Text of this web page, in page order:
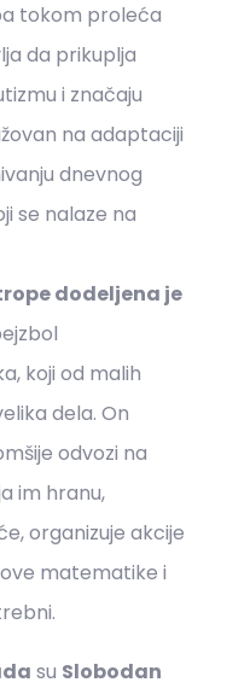
tokom proleća
da prikuplja
i značaju
na adaptaciji
dnevnog
se nalaze na
dodeljena je
koji od malih
dela. On
odvozi na
im hranu,
organizuje akcije
matematike i
su Slobodan